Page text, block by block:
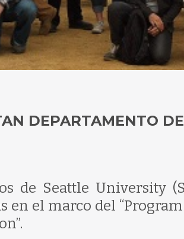
DEPARTAMENTO DE
de Seattle University
en el marco del